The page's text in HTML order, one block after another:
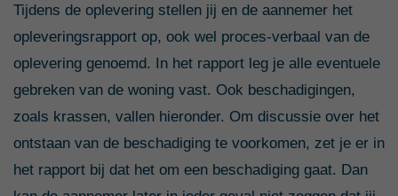
Tijdens de oplevering stellen jij en de aannemer het
opleveringsrapport op, ook wel proces-verbaal van de
oplevering genoemd. In het rapport leg je alle eventuele
gebreken van de woning vast. Ook beschadigingen,
zoals krassen, vallen hieronder. Om discussie over het
ontstaan van de beschadiging te voorkomen, zet je er in
het rapport bij dat het om een beschadiging gaat. Dan